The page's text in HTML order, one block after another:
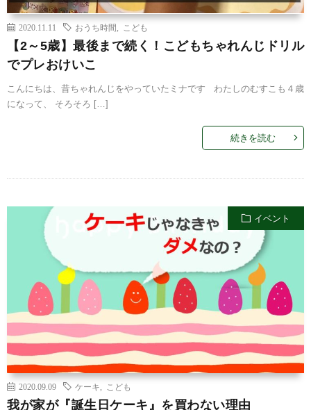
2020.11.11 おうち時間 こども
【2～5歳】最後まで続く！こどもちゃれんじドリル
でプレおけいこ
こんにちは、昔ちゃれんじをやっていたミナです わたしのむすこも４歳
になって、 そろそろ […]
続きを読む
イベント
2020.09.09 ケーキ こども
我が家が『誕生日ケーキ』を買わない理由